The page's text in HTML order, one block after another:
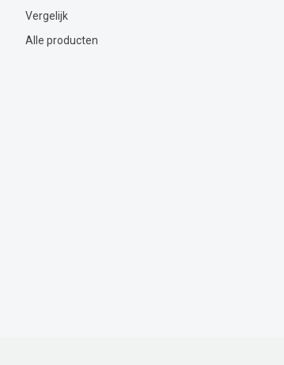
Vergelijk
Alle producten